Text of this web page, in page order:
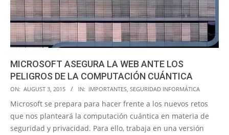
MICROSOFT ASEGURA LA WEB ANTE LOS
PELIGROS DE LA COMPUTACIÓN CUÁNTICA
2015-
08-
03
ON: AUGUST 3, 2015 IN: IMPORTANTES, SEGURIDAD INFORMÁTICA
Microsoft se prepara para hacer frente a los nuevos retos
que nos planteará la computación cuántica en materia de
seguridad y privacidad. Para ello, trabaja en una versión